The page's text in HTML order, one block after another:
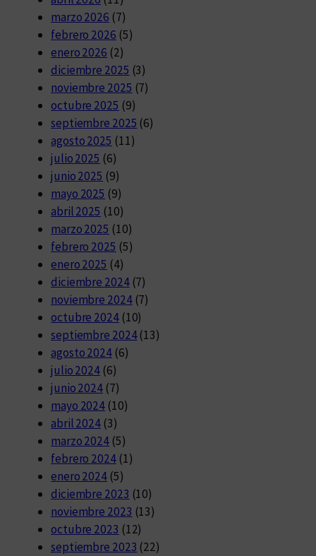
marzo 2026 (7)
febrero 2026 (5)
enero 2026 (2)
diciembre 2025 (3)
noviembre 2025 (7)
octubre 2025 (9)
septiembre 2025 (6)
agosto 2025 (11)
julio 2025 (6)
junio 2025 (9)
mayo 2025 (9)
abril 2025 (10)
marzo 2025 (10)
febrero 2025 (5)
enero 2025 (4)
diciembre 2024(7)
noviembre 2024(7)
octubre 2024(10)
septiembre 2024(13)
agosto 2024(6)
julio 2024 (6)
junio 2024 (7)
mayo 2024 (10)
abril 2024 (3)
marzo 2024 (5)
febrero 2024(1)
enero 2024 (5)
diciembre 2023 (10)
noviembre 2023 (13)
octubre 2023 (12)
septiembre 2023 (22)